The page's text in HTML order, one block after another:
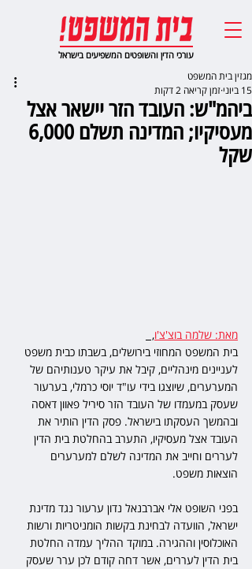
עורכי הדין והשופטים המשפיעים בישראל
ביהמ"ש: העובד הזר יישאר אצל
מעסיקיו; המדינה תשלם 6,000
שקל
מגזין בית המשפט
15 ביוני
זמן קריאה 2 דקות
מאת: שלמה בוצ'צ'ו,
בית המשפט המחוזי בירושלים, בשבתו כבית משפט
לעניינים מינהליים, קיבל את עיקר טענותיהם של
המערערים, שיוצגו בידי עו"ד יוסי כרמלי, בערעור
שעסק במעמדו של העובד הזר סיריל פאוון דאסה
ובהמשך העסקתו בישראל. פסק הדין הותיר את
העובד אצל מעסיקיו, התערב בהחלטת בית הדין
לעררים וחייב את המדינה לשלם למערערים
הוצאות משפט.
בפני השופט אלי אברבנאל נדון ערעור נגד מדינת
ישראל, הוועדה לבחינת בקשות הומניטריות ורשות
האוכלוסין וההגירה. במוקד ההליך עמדה החלטת
בית הדין לעררים, אשר דחה קודם לכן ערר שעסק